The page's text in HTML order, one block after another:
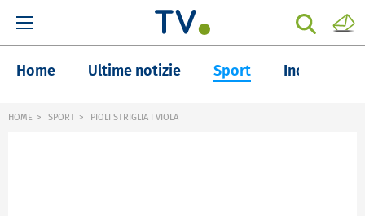
Home Ultime notizie Sport Inchieste
HOME SPORT PIOLI STRIGLIA I VIOLA